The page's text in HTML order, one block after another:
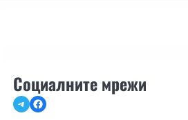
Социалните мрежи
TelegramFacebook